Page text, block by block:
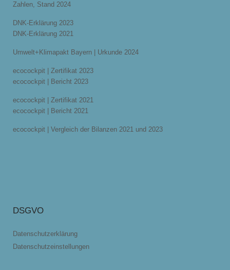
Zahlen, Stand 2024
DNK-Erklärung 2023
DNK-Erklärung 2021
Umwelt+Klimapakt Bayern | Urkunde 2024
ecocockpit | Zertifikat 2023
ecocockpit | Bericht 2023
ecocockpit | Zertifikat 2021
ecocockpit | Bericht 2021
ecocockpit | Vergleich der Bilanzen 2021 und 2023
DSGVO
Datenschutzerklärung
Datenschutzeinstellungen